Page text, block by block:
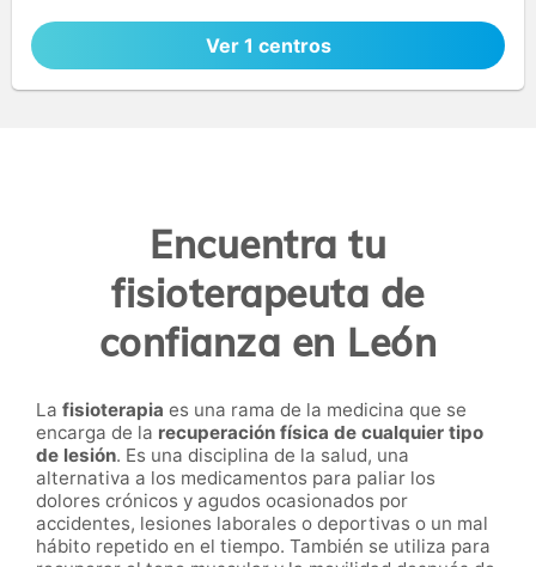
Ver 1 centros
Encuentra tu
fisioterapeuta de
confianza en León
La fisioterapia es una rama de la medicina que se
encarga de la recuperación física de cualquier tipo
de lesión. Es una disciplina de la salud, una
alternativa a los medicamentos para paliar los
dolores crónicos y agudos ocasionados por
accidentes, lesiones laborales o deportivas o un mal
hábito repetido en el tiempo. También se utiliza para